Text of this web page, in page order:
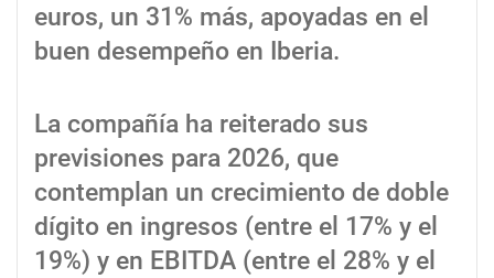
euros, un 31% más, apoyadas en el
buen desempeño en Iberia.
La compañía ha reiterado sus
previsiones para 2026, que
contemplan un crecimiento de doble
dígito en ingresos (entre el 17% y el
19%) y en EBITDA (entre el 28% y el